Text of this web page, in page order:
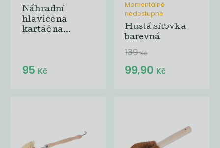
Náhradní
hlavice na
kartáč na...
95 Kč
Momentálně
nedostupné
Hustá síťovka
barevná
139Kč
99,90 Kč